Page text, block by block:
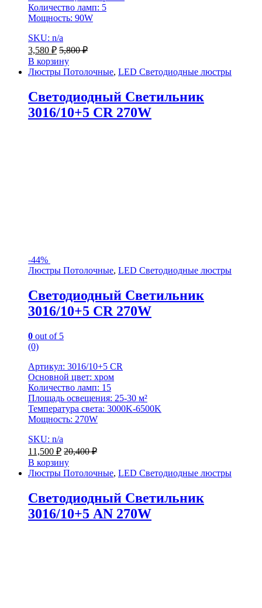
Количество ламп: 5
Мощность: 90W
SKU: n/a
3,580 ₽ 5,800₽
В корзину
Люстры Потолочные, LED Светодиодные люстры
Светодиодный Светильник
3016/10+5 CR 270W
-44%
Люстры Потолочные, LED Светодиодные люстры
Светодиодный Светильник
3016/10+5 CR 270W
0 out of 5
(0)
Артикул: 3016/10+5 CR
Основной цвет: хром
Количество ламп: 15
Площадь освещения: 25-30 м²
Температура света: 3000K-6500K
Мощность: 270W
SKU: n/a
11,500 ₽ 20,400₽
В корзину
Люстры Потолочные, LED Светодиодные люстры
Светодиодный Светильник
3016/10+5 AN 270W